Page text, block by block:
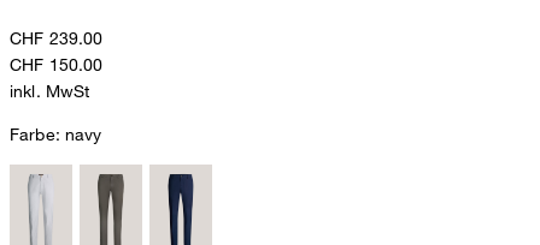
CHF 239.00
CHF 150.00
inkl. MwSt
Farbe: navy